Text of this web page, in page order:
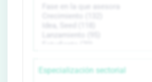
Especialización sectorial